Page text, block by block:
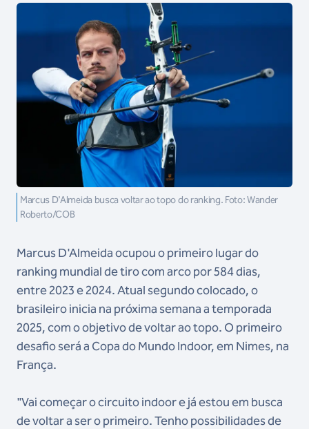
Marcus D'Almeida busca voltar ao topo do ranking. Foto: Wander
Roberto/COB
Marcus D'Almeida ocupou o primeiro lugar do
ranking mundial de tiro com arco por 584 dias,
entre 2023 e 2024. Atual segundo colocado, o
brasileiro inicia na próxima semana a temporada
2025, com o objetivo de voltar ao topo. O primeiro
desafio será a Copa do Mundo Indoor, em Nimes, na
França.
"Vai começar o circuito indoor e já estou em busca
de voltar a ser o primeiro. Tenho possibilidades de